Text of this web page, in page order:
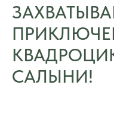
САЛЫНИ!